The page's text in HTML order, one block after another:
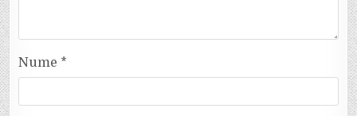
Nume *